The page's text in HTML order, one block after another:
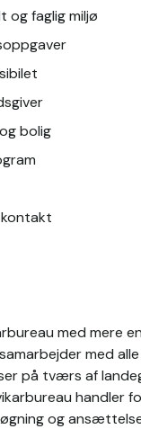
og faglig miljø
bolig
med mere
med
på tværs af
handler
og